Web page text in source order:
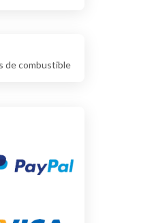
de combustible